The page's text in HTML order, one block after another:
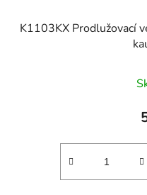
K1103KX Prodlužovací